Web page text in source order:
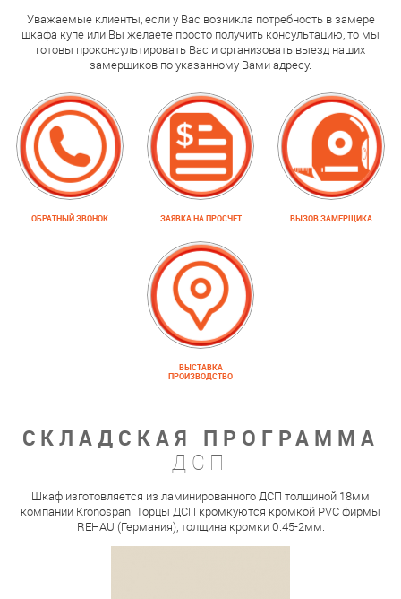
Уважаемые клиенты, если у Вас возникла потребность в замере
шкафа купе или Вы желаете просто получить консультацию, то мы
готовы проконсультировать Вас и организовать выезд наших
замерщиков по указанному Вами адресу.
ОБРАТНЫЙ ЗВОНОК ЗАЯВКА НА ПРОСЧЕТ ВЫЗОВ ЗАМЕРЩИКА
ВЫСТАВКА
ПРОИЗВОДСТВО
СКЛАДСКАЯ ПРОГРАММА
ДСП
Шкаф изготовляется из ламинированного ДСП толщиной 18мм
компании Kronospan. Торцы ДСП кромкуются кромкой PVC фирмы
REHAU (Германия), толщина кромки 0.45-2мм.